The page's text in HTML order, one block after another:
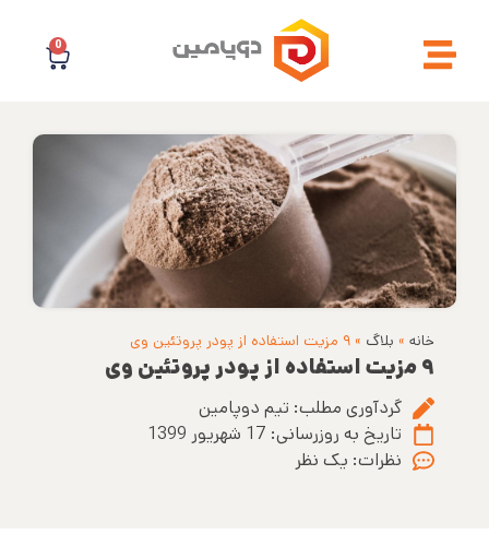
0
خانه » بلاگ » ۹ مزیت استفاده از پودر پروتئین وی
۹ مزیت استفاده از پودر پروتئین وی
گردآوری مطلب: تیم دوپامین
تاریخ به روزرسانی: 17 شهریور 1399
نظرات: یک نظر